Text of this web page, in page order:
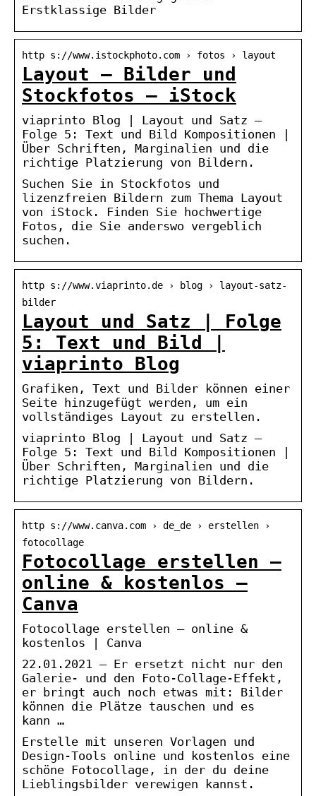
Erstklassige Bilder
http s://www.istockphoto.com › fotos › layout
Layout – Bilder und
Stockfotos – iStock
viaprinto Blog | Layout und Satz –
Folge 5: Text und Bild Kompositionen |
Über Schriften, Marginalien und die
richtige Platzierung von Bildern.
Suchen Sie in Stockfotos und
lizenzfreien Bildern zum Thema Layout
von iStock. Finden Sie hochwertige
Fotos, die Sie anderswo vergeblich
suchen.
http s://www.viaprinto.de › blog › layout-satz-
bilder
Layout und Satz | Folge
5: Text und Bild |
viaprinto Blog
Grafiken, Text und Bilder können einer
Seite hinzugefügt werden, um ein
vollständiges Layout zu erstellen.
viaprinto Blog | Layout und Satz –
Folge 5: Text und Bild Kompositionen |
Über Schriften, Marginalien und die
richtige Platzierung von Bildern.
http s://www.canva.com › de_de › erstellen ›
fotocollage
Fotocollage erstellen –
online & kostenlos –
Canva
Fotocollage erstellen – online &
kostenlos | Canva
22.01.2021 — Er ersetzt nicht nur den
Galerie- und den Foto-Collage-Effekt,
er bringt auch noch etwas mit: Bilder
können die Plätze tauschen und es
kann …
Erstelle mit unseren Vorlagen und
Design-Tools online und kostenlos eine
schöne Fotocollage, in der du deine
Lieblingsbilder verewigen kannst.